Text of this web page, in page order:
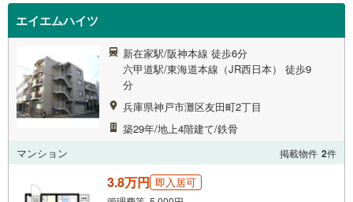
エイエムハイツ
新在家駅/阪神本線 徒歩6分
六甲道駅/東海道本線（JR西日本） 徒歩9
分
兵庫県神戸市灘区友田町2丁目
築29年/地上4階建て/鉄骨
マンション
掲載物件 2件
3.8万円 即入居可